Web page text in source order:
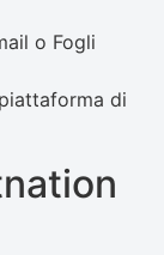
o Fogli
di